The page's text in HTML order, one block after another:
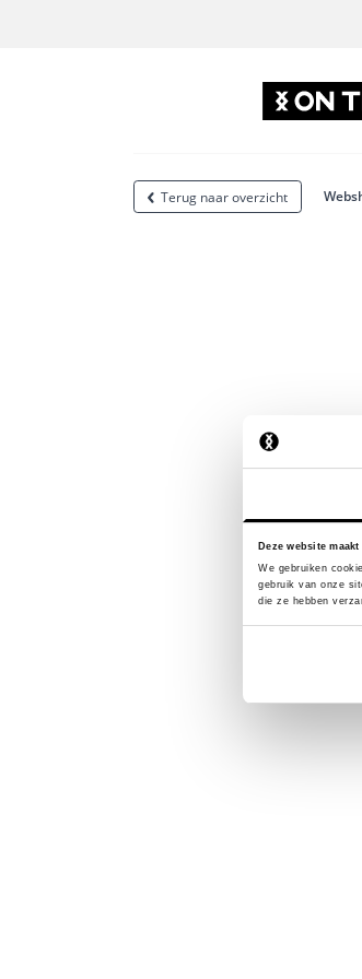
Deze website
We gebruiken
gebruik van onze
die ze hebben
Terug naar overzicht